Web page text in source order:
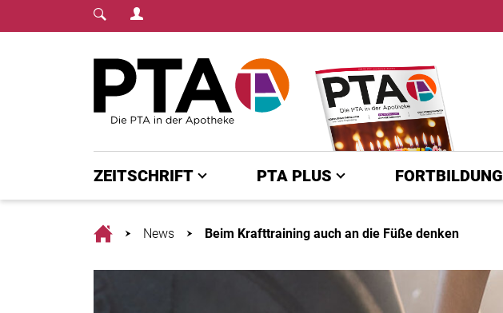
Login Menu
ZEITSCHRIFT PTA PLUS FORTBILDUNG
HomeNews Beim Krafttraining auch an die Füße denken